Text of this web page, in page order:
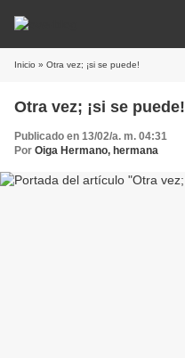
Inicio » Otra vez; ¡si se puede!
Otra vez; ¡si se puede!
Publicado en 13/02/a. m. 04:31
Por Oiga Hermano, hermana